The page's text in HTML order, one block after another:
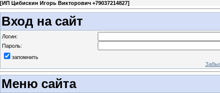
[ИП Цибискин Игорь Викторович +79037214827]
Вход на сайт
Логин:
Пароль:
запомнить
Меню сайта